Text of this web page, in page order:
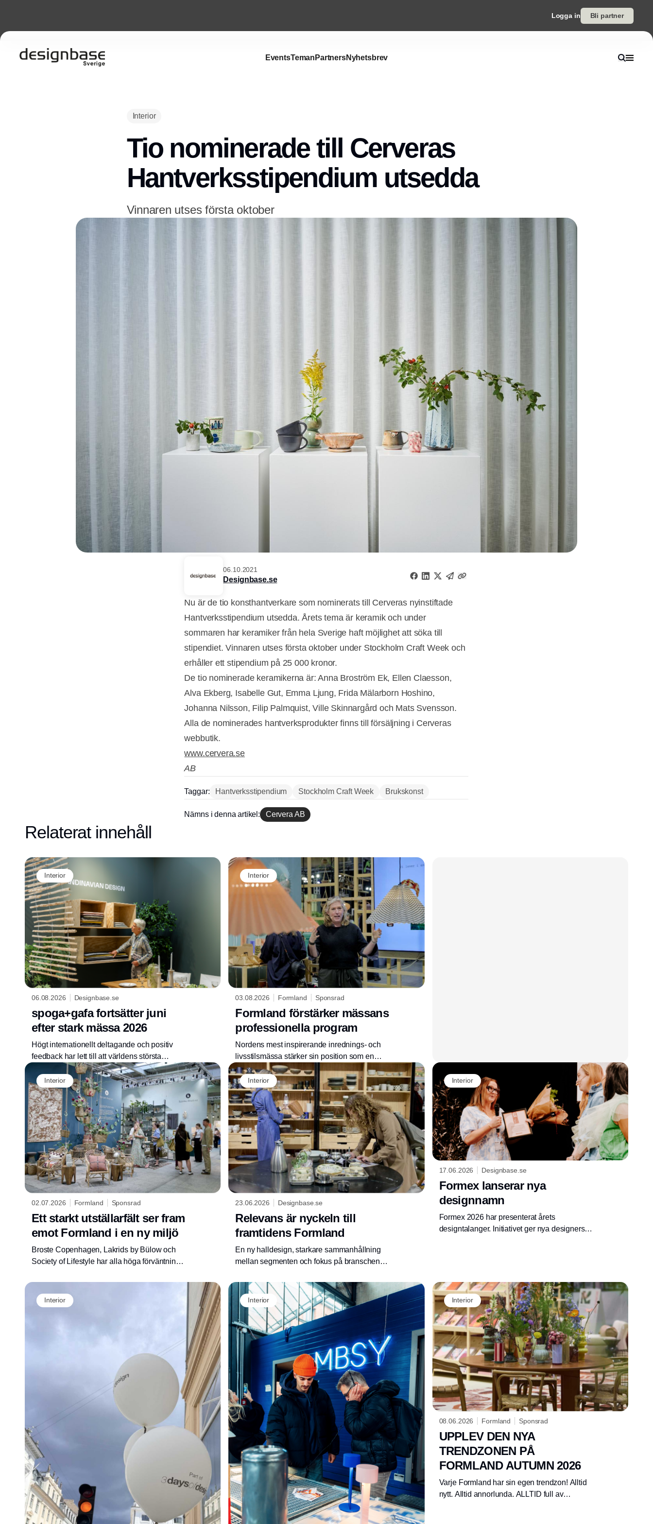
Logga in Bli partner
EventsTeman PartnersNyhetsbrev
Interior
Tio nominerade till Cerveras
Hantverksstipendium utsedda
Vinnaren utses första oktober
06.10.2021
Designbase.se
Nu är de tio konsthantverkare som nominerats till Cerveras nyinstiftade
Hantverksstipendium utsedda. Årets tema är keramik och under
sommaren har keramiker från hela Sverige haft möjlighet att söka till
stipendiet. Vinnaren utses första oktober under Stockholm Craft Week och
erhåller ett stipendium på 25 000 kronor.
De tio nominerade keramikerna är: Anna Broström Ek, Ellen Claesson,
Alva Ekberg, Isabelle Gut, Emma Ljung, Frida Mälarborn Hoshino,
Johanna Nilsson, Filip Palmquist, Ville Skinnargård och Mats Svensson.
Alla de nominerades hantverksprodukter finns till försäljning i Cerveras
webbutik.
www.cervera.se
AB
Taggar: Hantverksstipendium Stockholm Craft Week Brukskonst
Nämns i denna artikel: Cervera AB
Relaterat innehåll
Interior
06.08.2026 Designbase.se
spoga+gafa fortsätter juni
efter stark mässa 2026
Högt internationellt deltagande och positiv
feedback har lett till att världens största
trädgårdslivsstils- och grillmässa permanent
behållit juni som sitt hålldatum.
Interior
03.08.2026 Formland Sponsrad
Formland förstärker mässans
professionella program
Nordens mest inspirerande inrednings- och
livsstilsmässa stärker sin position som en
stark professionell mötesplats och viktigt
kunskapscentrum. Formland Autumn, som
äger rum på MCH Messecenter Herning 16-
18 augusti 2026, erbjuder ett exklusivt
tredagarsprogram med massor av nya
föreläsningar, workshops, paneldebatter och
utställningar.
Interior
02.07.2026 Formland Sponsrad
Ett starkt utställarfält ser fram
emot Formland i en ny miljö
Broste Copenhagen, Lakrids by Bülow och
Society of Lifestyle har alla höga förväntningar
att ha en helt ny halldesign. Formland Autumn
kommer att äga rum på MCH Messecenter
Herning 16-18 augusti 2026.
Interior
23.06.2026 Designbase.se
Relevans är nyckeln till
framtidens Formland
En ny halldesign, starkare sammanhållning
mellan segmenten och fokus på branschens
position. Projektledaren Flemming Andersen
ser relevans som den viktigaste
förutsättningen för mässans fortsatta
utveckling.
Interior
17.06.2026 Designbase.se
Formex lanserar nya
designnamn
Formex 2026 har presenterat årets
designtalanger. Initiativet ger nya designers
Interior Interior Interior
08.06.2026 Formland Sponsrad
UPPLEV DEN NYA
TRENDZONEN PÅ
FORMLAND AUTUMN 2026
Varje Formland har sin egen trendzon! Alltid
nytt. Alltid annorlunda. ALLTID full av